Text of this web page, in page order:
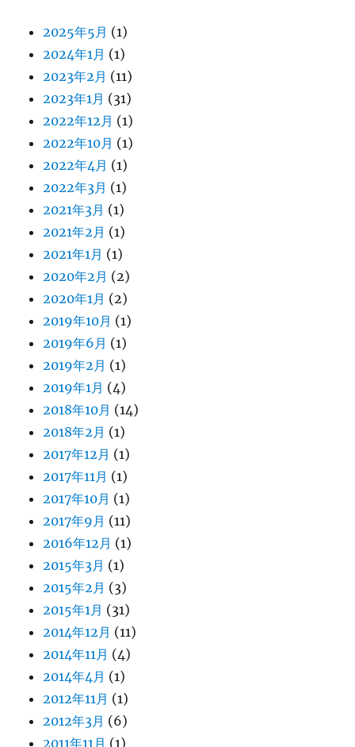
2025年5月 (1)
2024年1月 (1)
2023年2月 (11)
2023年1月 (31)
2022年12月 (1)
2022年10月 (1)
2022年4月 (1)
2022年3月 (1)
2021年3月 (1)
2021年2月 (1)
2021年1月 (1)
2020年2月 (2)
2020年1月 (2)
2019年10月 (1)
2019年6月 (1)
2019年2月 (1)
2019年1月 (4)
2018年10月 (14)
2018年2月 (1)
2017年12月 (1)
2017年11月 (1)
2017年10月 (1)
2017年9月 (11)
2016年12月 (1)
2015年3月 (1)
2015年2月 (3)
2015年1月 (31)
2014年12月 (11)
2014年11月 (4)
2014年4月 (1)
2012年11月 (1)
2012年3月 (6)
2011年11月 (1)